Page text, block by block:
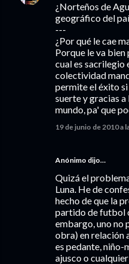
¿Norteños de
geográfico del
---
¿Por qué le cae
Porque le va
cual es sacrilegio
colectividad
permite el éxito si
suerte y gracias
mundo, pa' que
19 de junio de 2010 a
Anónimo dijo…
Quizá el
Luna. He de
hecho de que la
partido de futbol
embargo, uno no
obra) en relación
es pedante,
ajusco o